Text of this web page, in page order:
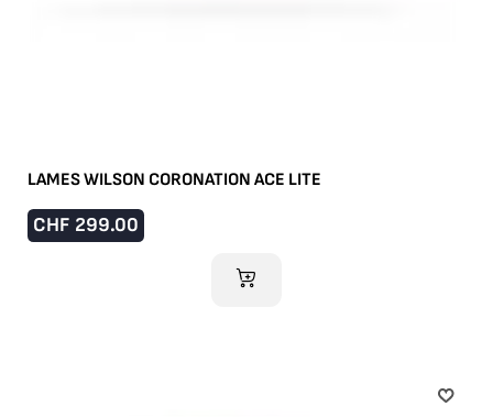
LAMES WILSON CORONATION ACE LITE
CHF 299.00
AJOUTER AU PANIER